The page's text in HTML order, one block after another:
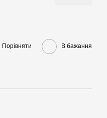
Порівняти В бажання